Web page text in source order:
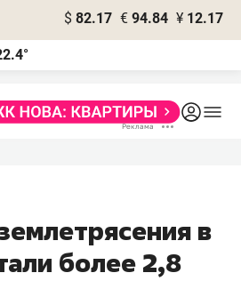
$ 82.17 € 94.84 ¥ 12.17
в
более 2,8